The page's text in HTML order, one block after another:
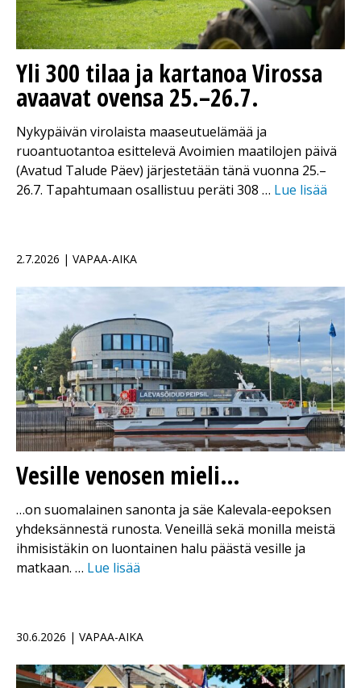
Yli 300 tilaa ja kartanoa Virossa
avaavat ovensa 25.–26.7.
Nykypäivän virolaista maaseutuelämää ja
ruoantuotantoa esittelevä Avoimien maatilojen päivä
(Avatud Talude Päev) järjestetään tänä vuonna 25.–
26.7. Tapahtumaan osallistuu peräti 308 … Lue lisää
2.7.2026 | VAPAA-AIKA
Vesille venosen mieli…
…on suomalainen sanonta ja säe Kalevala-eepoksen
yhdeksännestä runosta. Veneillä sekä monilla meistä
ihmisistäkin on luontainen halu päästä vesille ja
matkaan. … Lue lisää
30.6.2026 | VAPAA-AIKA